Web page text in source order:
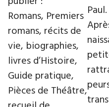
Paul.
Romans, Premiers
romans, récits de
vie, biographies,
livres d’Histoire,
Guide pratique,
Pièces de Théâtre,